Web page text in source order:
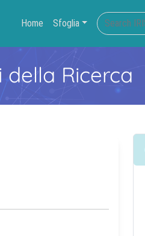
Home Sfoglia
Ricerca